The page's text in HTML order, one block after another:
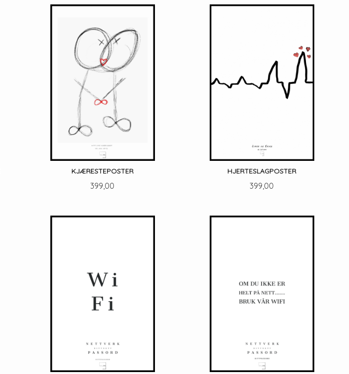
KJÆRESTEPOSTER
Pris
399,00
LES MER
HJERTESLAGPOSTER
Pris
399,00
LES MER